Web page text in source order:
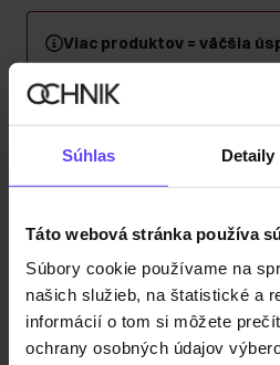
Súhlas Detaily
Táto webová stránka používa
Súbory cookie používame na
našich služieb, na štatistické a
informácií o tom si môžete
ochrany osobných údajov
Viac produktov = väčšia
Kúpte si minimálne 2 kusy z
alebo cestovných
% zľavu na druhý a každý ďalší
ľubovoľne – zľava sa
Popis produktu
Detaily